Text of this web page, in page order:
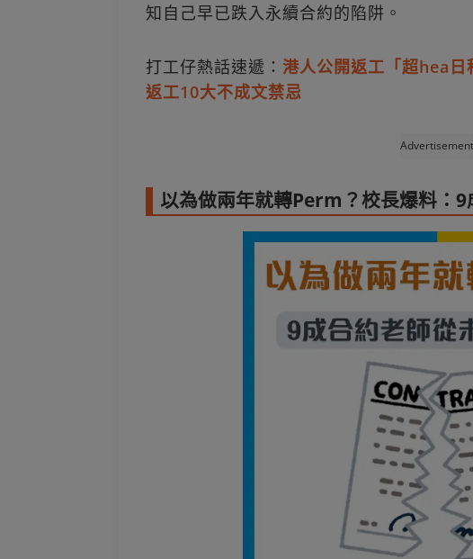
知自己早已跌入永續合約的陷阱。
打工仔熱話速遞： 港人公開返工「超hea日
返工10大不成文禁忌
Advertisement
以為做兩年就轉Perm？校長爆料：9